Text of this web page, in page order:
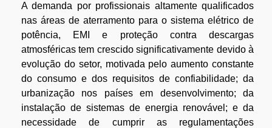
A demanda por profissionais altamente qualificados
nas áreas de aterramento para o sistema elétrico de
potência, EMI e proteção contra descargas
atmosféricas tem crescido significativamente devido à
evolução do setor, motivada pelo aumento constante
do consumo e dos requisitos de confiabilidade; da
urbanização nos países em desenvolvimento; da
instalação de sistemas de energia renovável; e da
necessidade de cumprir as regulamentações